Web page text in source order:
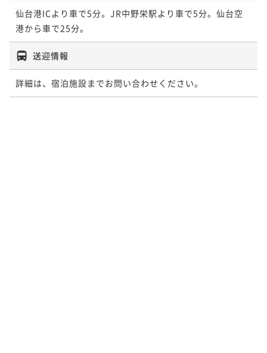
仙台港ICより車で5分。JR中野栄駅より車で5分。仙台空
港から車で25分。
送迎情報
詳細は、宿泊施設までお問い合わせください。